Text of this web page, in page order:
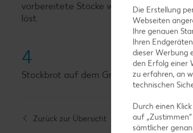
vorbereitete Stöcke wickeln, dabei die
löst.
4
Stockbrot auf dem Grill circa 15
Zurück zur Übersicht
Die Erstellung
Webseiten
Ihre genauen
Ihren
dieser Werbung
den Erfolg einer
zu erfahren, an
technischen
Durch einen
auf
sämtlicher